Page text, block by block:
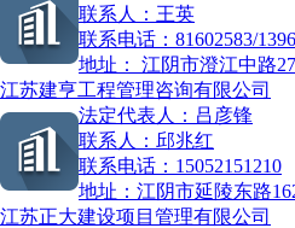
联系人： 王英
联系电话： 81602583/
地址：
江阴市澄江中路
江苏建亨工程管理咨询有限公司
法定代表人： 吕彦锋
联系人： 邱兆红
联系电话： 15052151210
地址： 江阴市延陵东路
江苏正大建设项目管理有限公司